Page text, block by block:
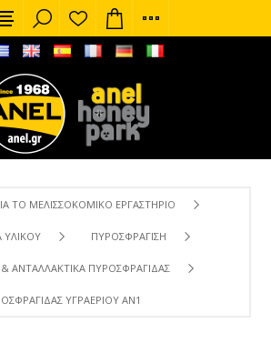
ΤΟ ΜΕΛΙΣΣΟΚΟΜΙΚΌ ΕΡΓΑΣΤΉΡΙΟ
ΥΛΙΚΟΎ ΠΥΡΟΣΦΡΆΓΙΣΗ
ΑΝΤΑΛΛΑΚΤΙΚΆ ΠΥΡΟΣΦΡΑΓΊΔΑΣ
ΥΓΡΑΕΡΊΟΥ AN1050LPG-RD12 ΦΛΌΓΙΣΤΡΟ